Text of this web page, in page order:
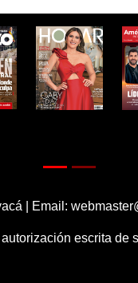
| Email:
escrita de